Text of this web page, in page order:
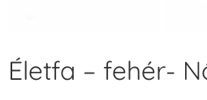
Életfa – fehér-